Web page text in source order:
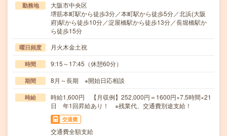
勤務地
大阪市中央区
堺筋本町駅から徒歩3分／本町駅から徒歩5分／北浜(大阪
府)駅から徒歩10分／淀屋橋駅から徒歩13分／長堀橋駅か
ら徒歩15分
曜日頻度 月火木金土祝
時間 9:15～17:45（休憩60分）
期間 8月～長期 ※開始日応相談
時給
時給1,600円 【月収例】252,000円＝1600円×7.5時間×21
日 年1回昇給あり！ ※残業代、交通費別途支給！
交通費
交通費全額支給